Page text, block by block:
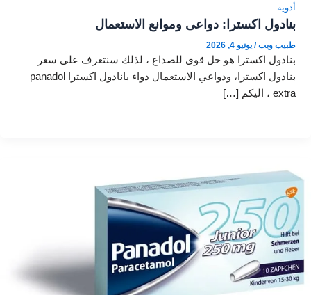
أدوية
بنادول اكسترا: دواعى وموانع الاستعمال
طبيب ويب/ يونيو 4, 2026
بنادول اكسترا هو حل قوى للصداع ، لذلك سنتعرف على سعر
بنادول اكسترا، ودواعي الاستعمال دواء بانادول اكسترا panadol
extra ، اليكم […]